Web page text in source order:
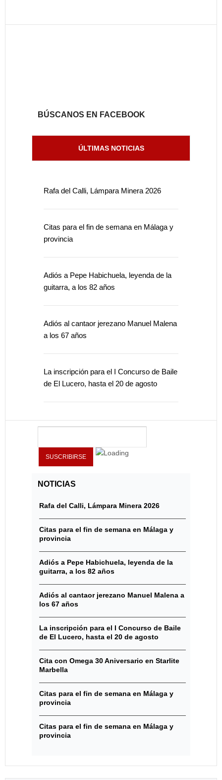
BÚSCANOS EN FACEBOOK
ÚLTIMAS NOTICIAS
Rafa del Calli, Lámpara Minera 2026
Citas para el fin de semana en Málaga y
provincia
Adiós a Pepe Habichuela, leyenda de la
guitarra, a los 82 años
Adiós al cantaor jerezano Manuel Malena
a los 67 años
La inscripción para el I Concurso de Baile
de El Lucero, hasta el 20 de agosto
NOTICIAS
Rafa del Calli, Lámpara Minera 2026
Citas para el fin de semana en Málaga y
provincia
Adiós a Pepe Habichuela, leyenda de la
guitarra, a los 82 años
Adiós al cantaor jerezano Manuel Malena a
los 67 años
La inscripción para el I Concurso de Baile
de El Lucero, hasta el 20 de agosto
Cita con Omega 30 Aniversario en Starlite
Marbella
Citas para el fin de semana en Málaga y
provincia
Citas para el fin de semana en Málaga y
provincia